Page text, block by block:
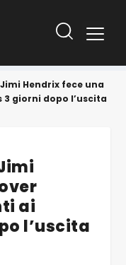
Hendrix fece una
giorni dopo l’uscita
ai
l’uscita